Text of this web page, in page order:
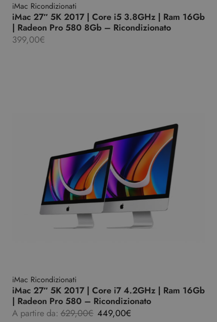
iMac Ricondizionati
iMac 27″ 5K 2017 | Core i5 3.8GHz | Ram 16Gb
| Radeon Pro 580 8Gb – Ricondizionato
399,00€
iMac Ricondizionati
iMac 27″ 5K 2017 | Core i7 4.2GHz | Ram 16Gb
| Radeon Pro 580 – Ricondizionato
A partire da: 629,00€ 449,00€